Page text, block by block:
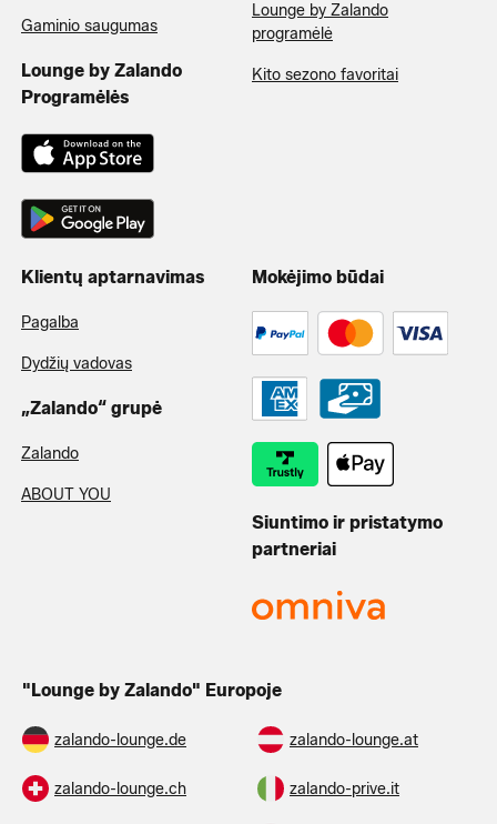
Gaminio saugumas
Lounge by Zalando
Programėlės
Lounge by Zalando
programėlė
Kito sezono favoritai
Klientų aptarnavimas
Pagalba
Dydžių vadovas
„Zalando“ grupė
Zalando
ABOUT YOU
Mokėjimo būdai
Siuntimo ir pristatymo
partneriai
"Lounge by Zalando" Europoje
zalando-lounge.de zalando-lounge.at
zalando-lounge.ch zalando-prive.it